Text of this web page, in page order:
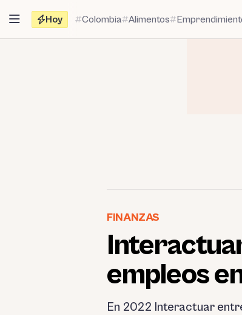
contenido
Hoy Colombia Alimentos
FINANZAS
empleos
En 2022 Interactuar